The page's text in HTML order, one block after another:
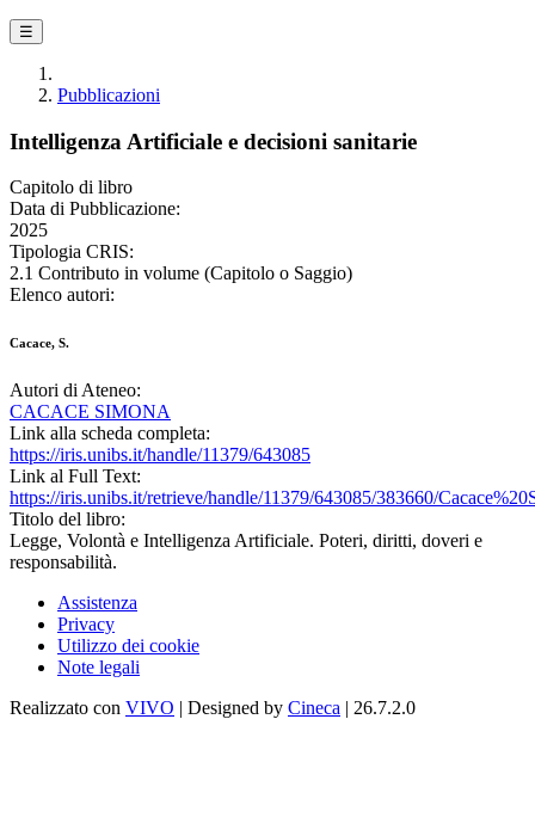
☰
Pubblicazioni
Intelligenza Artificiale e decisioni sanitarie
Capitolo di libro
Data di Pubblicazione:
2025
Tipologia CRIS:
2.1 Contributo in volume (Capitolo o Saggio)
Elenco autori:
Cacace, S.
Autori di Ateneo:
CACACE SIMONA
Link alla scheda completa:
https://iris.unibs.it/handle/11379/643085
Link al Full Text:
https://iris.unibs.it/retrieve/handle/11379/643085/383660/
Titolo del libro:
Legge, Volontà e Intelligenza Artificiale. Poteri, diritti, doveri e
responsabilità.
Assistenza
Privacy
Utilizzo dei cookie
Note legali
Realizzato con VIVO | Designed by Cineca | 26.7.2.0